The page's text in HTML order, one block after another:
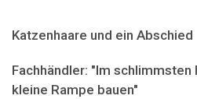
Katzenhaare und ein Abschied
Fachhändler: "Im schlimmsten
kleine Rampe bauen"